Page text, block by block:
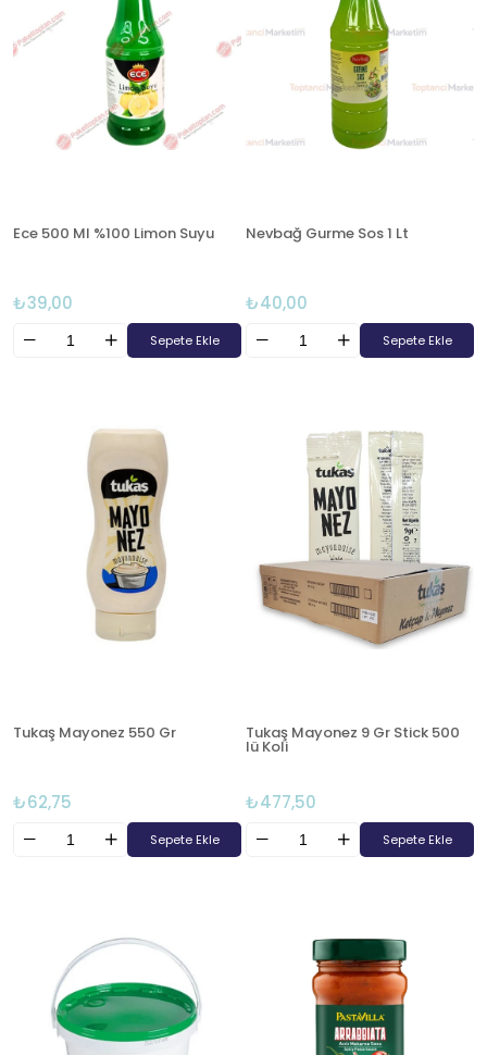
Ece 500 Ml %100 Limon Suyu
₺39,00
Sepete Ekle
Nevbağ Gurme Sos 1 Lt
₺40,00
Sepete Ekle
Tukaş Mayonez 550 Gr
₺62,75
Sepete Ekle
Tukaş Mayonez 9 Gr Stick 500
lü Koli
₺477,50
Sepete Ekle